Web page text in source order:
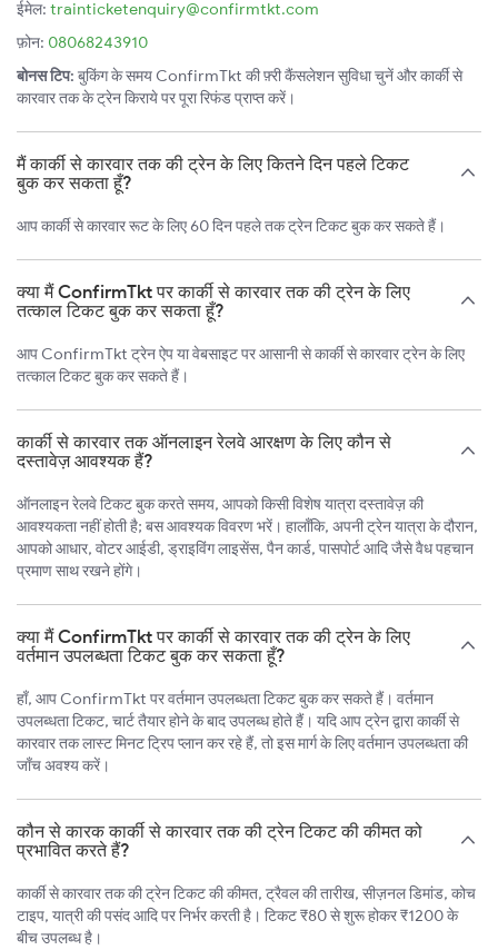
ईमेल: trainticketenquiry@confirmtkt.com
फ़ोन: 08068243910
बोनस टिप: बुकिंग के समय ConfirmTkt की फ़्री कैंसलेशन सुविधा चुनें और कार्की से
कारवार तक के ट्रेन किराये पर पूरा रिफंड प्राप्त करें।
मैं कार्की से कारवार तक की ट्रेन के लिए कितने दिन पहले टिकट
बुक कर सकता हूँ?
आप कार्की से कारवार रूट के लिए 60 दिन पहले तक ट्रेन टिकट बुक कर सकते हैं।
क्या मैं ConfirmTkt पर कार्की से कारवार तक की ट्रेन के लिए
तत्काल टिकट बुक कर सकता हूँ?
आप ConfirmTkt ट्रेन ऐप या वेबसाइट पर आसानी से कार्की से कारवार ट्रेन के लिए
तत्काल टिकट बुक कर सकते हैं।
कार्की से कारवार तक ऑनलाइन रेलवे आरक्षण के लिए कौन से
दस्तावेज़ आवश्यक हैं?
ऑनलाइन रेलवे टिकट बुक करते समय, आपको किसी विशेष यात्रा दस्तावेज़ की
आवश्यकता नहीं होती है; बस आवश्यक विवरण भरें। हालाँकि, अपनी ट्रेन यात्रा के दौरान,
आपको आधार, वोटर आईडी, ड्राइविंग लाइसेंस, पैन कार्ड, पासपोर्ट आदि जैसे वैध पहचान
प्रमाण साथ रखने होंगे।
क्या मैं ConfirmTkt पर कार्की से कारवार तक की ट्रेन के लिए
वर्तमान उपलब्धता टिकट बुक कर सकता हूँ?
हाँ, आप ConfirmTkt पर वर्तमान उपलब्धता टिकट बुक कर सकते हैं। वर्तमान
उपलब्धता टिकट, चार्ट तैयार होने के बाद उपलब्ध होते हैं। यदि आप ट्रेन द्वारा कार्की से
कारवार तक लास्ट मिनट ट्रिप प्लान कर रहे हैं, तो इस मार्ग के लिए वर्तमान उपलब्धता की
जाँच अवश्य करें।
कौन से कारक कार्की से कारवार तक की ट्रेन टिकट की कीमत को
प्रभावित करते हैं?
कार्की से कारवार तक की ट्रेन टिकट की कीमत, ट्रैवल की तारीख, सीज़नल डिमांड, कोच
टाइप, यात्री की पसंद आदि पर निर्भर करती है। टिकट ₹80 से शुरू होकर ₹1200 के
बीच उपलब्ध है।